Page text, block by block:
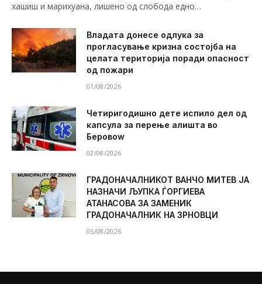
хашиш и марихуана, лишено од слобода едно…
Владата донесе одлука за
прогласување кризна состојба на
целата територија поради опасност
од пожари
01/08/2026
Четиригодишно дете испило дел од
капсула за перење алишта во
Беровоw
02/08/2026
ГРАДОНАЧАЛНИКОТ ВАНЧО МИТЕВ ЈА
НАЗНАЧИ ЉУПКА ЃОРГИЕВА
АТАНАСОВА ЗА ЗАМЕНИК
ГРАДОНАЧАЛНИК НА ЗРНОВЦИ
05/08/2026